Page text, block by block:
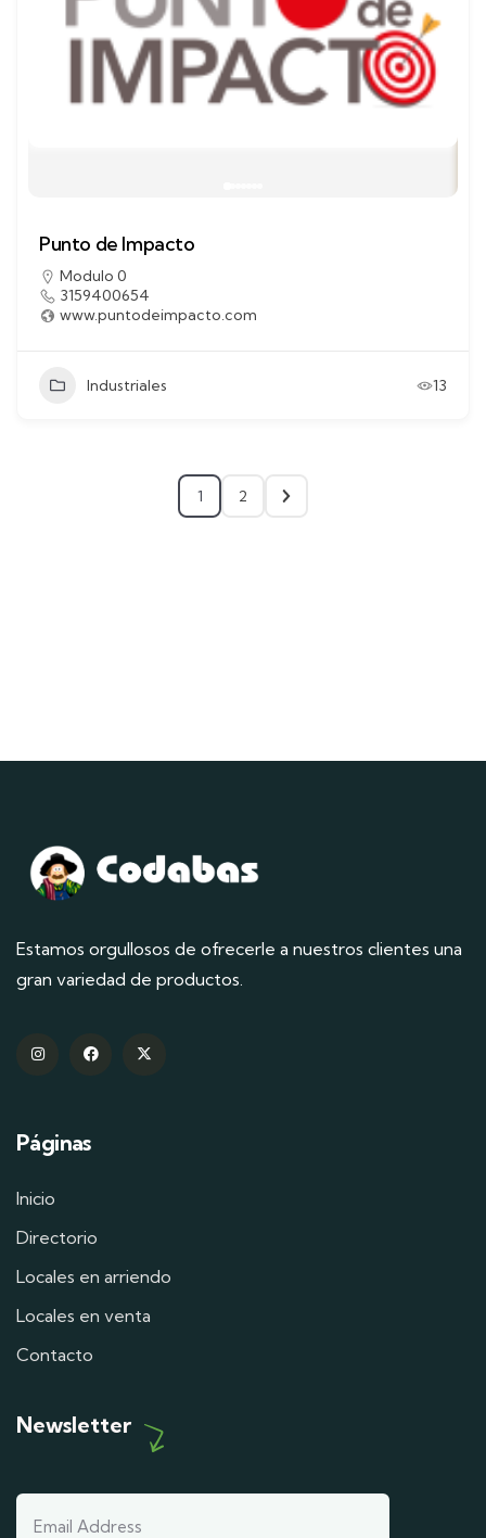
Punto de Impacto
Modulo 0
3159400654
www.puntodeimpacto.com
Industriales 13
1 2
Estamos orgullosos de ofrecerle a nuestros clientes una
gran variedad de productos.
Páginas
Inicio
Directorio
Locales en arriendo
Locales en venta
Contacto
Newsletter